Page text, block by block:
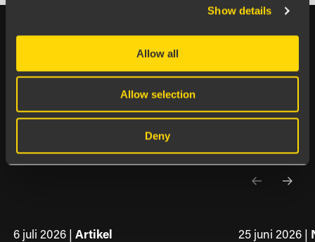
Show details
Allow all
Allow selection
Deny
Händer på Boards on Fire
BLOGGEN
6 juli 2026 | Artikel 25 juni 2026 |